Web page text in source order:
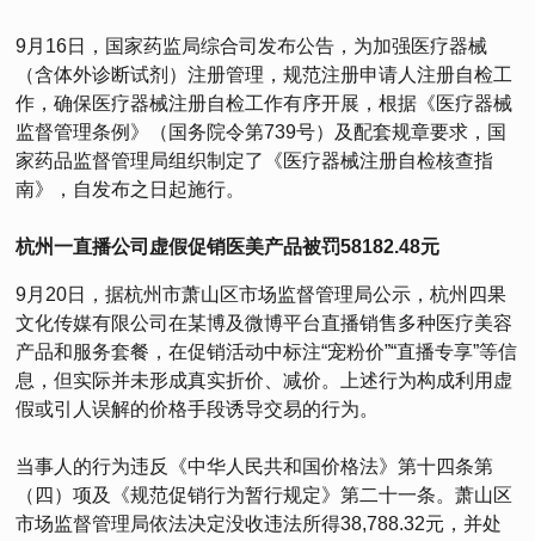
9月16日，国家药监局综合司发布公告，为加强医疗器械
（含体外诊断试剂）注册管理，规范注册申请人注册自检工
作，确保医疗器械注册自检工作有序开展，根据《医疗器械
监督管理条例》（国务院令第739号）及配套规章要求，国
家药品监督管理局组织制定了《医疗器械注册自检核查指
南》，自发布之日起施行。
杭州一直播公司虚假促销医美产品被罚58182.48元
9月20日，据杭州市萧山区市场监督管理局公示，杭州四果
文化传媒有限公司在某博及微博平台直播销售多种医疗美容
产品和服务套餐，在促销活动中标注“宠粉价”“直播专享”等信
息，但实际并未形成真实折价、减价。上述行为构成利用虚
假或引人误解的价格手段诱导交易的行为。
当事人的行为违反《中华人民共和国价格法》第十四条第
（四）项及《规范促销行为暂行规定》第二十一条。萧山区
市场监督管理局依法决定没收违法所得38,788.32元，并处